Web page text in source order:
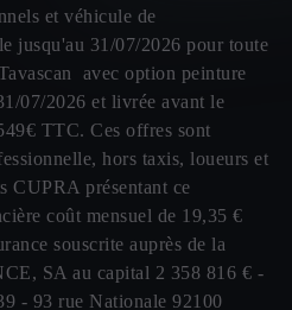
et véhicule de
jusqu'au 31/07/2026 pour toute
avec option peinture
07/2026 et livrée avant le
TTC. Ces offres sont
hors taxis, loueurs et
CUPRA présentant ce
coût mensuel de 19,35 €
souscrite auprès de la
SA au capital 2 358 816 € -
- 93 rue Nationale 92100